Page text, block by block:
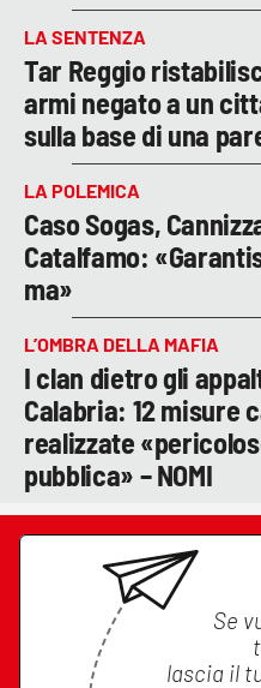
LA SENTENZA
Tar Reggio
armi negato a un
sulla base di una
LA POLEMICA
Caso Sogas,
Catalfamo:
ma»
L’OMBRA DELLA MAFIA
I clan dietro gli
Calabria: 12 misure
realizzate
pubblica» – NOMI
Se
lascia il